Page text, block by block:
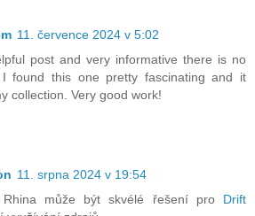
11. července 2024 v 5:02
post and very informative there is no
found this one pretty fascinating and it
collection. Very good work!
11. srpna 2024 v 19:54
Rhina může být skvélé řešení pro Drift